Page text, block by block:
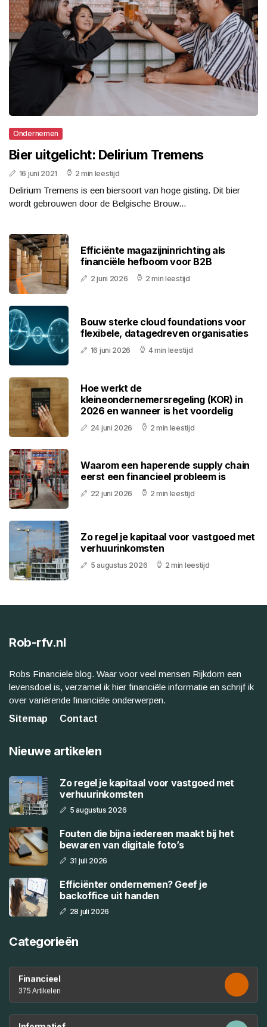
Ondernemen
Bier uitgelicht: Delirium Tremens
16 juni 2021 2 min leestijd
Delirium Tremens is een biersoort van hoge gisting. Dit bier
wordt gebrouwen door de Belgische Brouw...
Efficiënte magazijninrichting als
financiële hefboom voor B2B
2 juni 2026 2 min leestijd
Bouw sterke cloud foundations voor
flexibele, datagedreven organisaties
16 juni 2026 4 min leestijd
Hoe werkt de
kleineondernemersregeling (KOR) in
2026 en wanneer is het voordelig
24 juni 2026 2 min leestijd
Waarom een haperende supply chain
eerst een financieel probleem is
22 juni 2026 2 min leestijd
Zo regel je kapitaal voor vastgoed met
verhuurinkomsten
5 augustus 2026 2 min leestijd
Rob-rfv.nl
Robs Financiele blog. Waar voor veel mensen Rijkdom een
levensdoel is, verzamel ik hier financiële informatie en schrijf ik
over variërende financiële onderwerpen.
Sitemap
Contact
Nieuwe artikelen
Zo regel je kapitaal voor vastgoed met
verhuurinkomsten
5 augustus 2026
Fouten die bijna iedereen maakt bij het
bewaren van digitale foto’s
31 juli 2026
Efficiënter ondernemen? Geef je
backoffice uit handen
28 juli 2026
Categorieën
Financieel
375 Artikelen